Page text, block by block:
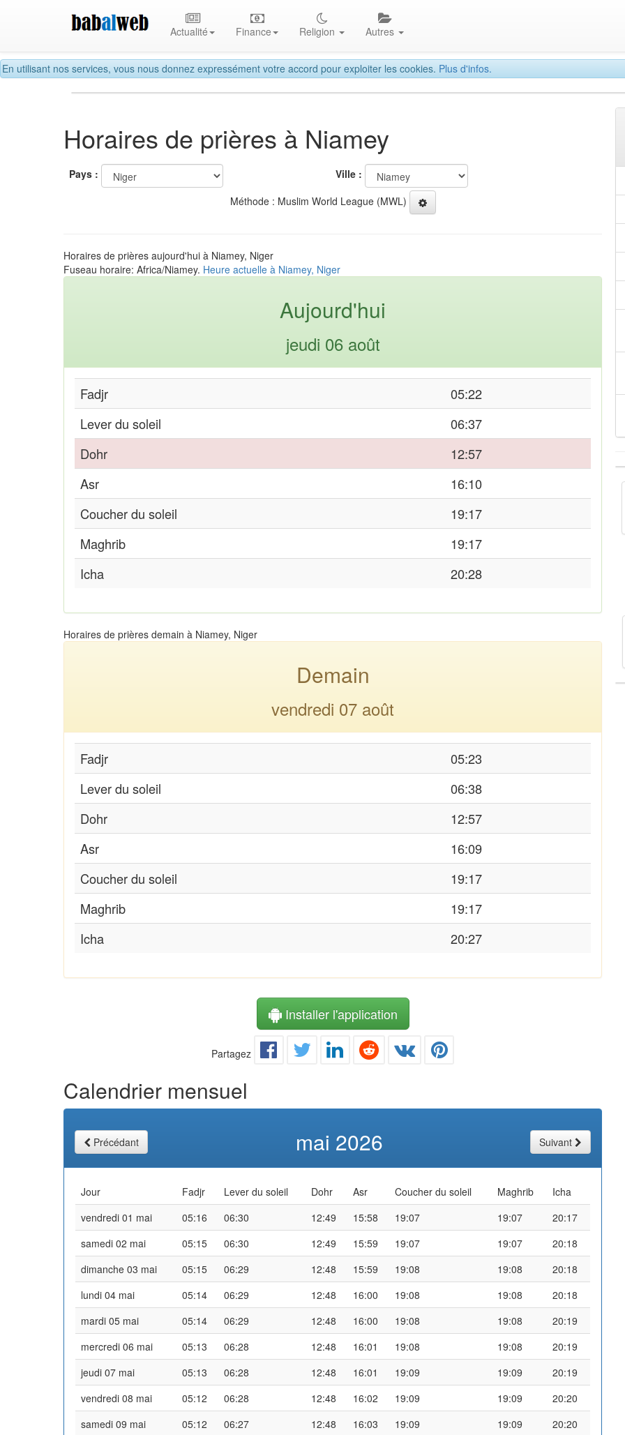
En utilisant nos services, vous nous donnez expressément votre accord pour exploiter les cookies. Plus d'infos.
Actualité Finance Religion Autres
Horaires de prières à Niamey
Pays :
Ville :
Méthode : Muslim World League (MWL)
Horaires de prières aujourd'hui à Niamey, Niger
Fuseau horaire: Africa/Niamey. Heure actuelle à Niamey, Niger
Aujourd'hui
jeudi 06 août
Fadjr
05:22
Lever du soleil
06:37
Dohr
12:57
Asr
16:10
Coucher du soleil
19:17
Maghrib
19:17
Icha
20:28
Horaires de prières demain à Niamey, Niger
Demain
vendredi 07 août
Fadjr
05:23
Lever du soleil
06:38
Dohr
12:57
Asr
16:09
Coucher du soleil
19:17
Maghrib
19:17
Icha
20:27
Installer l'application
Partagez
Calendrier mensuel
Précédant mai 2026 Suivant
Jour Fadjr Lever du soleil Dohr Asr Coucher du soleil Maghrib
Icha
vendredi 01 mai
05:16 06:30 12:49 15:58 19:07 19:07
20:17
samedi 02 mai
05:15 06:30 12:49 15:59 19:07 19:07
20:18
dimanche 03 mai
05:15 06:29 12:48 15:59 19:08 19:08
20:18
lundi 04 mai
05:14 06:29 12:48 16:00 19:08 19:08
20:18
mardi 05 mai
05:14 06:29 12:48 16:00 19:08 19:08
20:19
mercredi 06 mai
05:13 06:28 12:48 16:01 19:08 19:08
20:19
jeudi 07 mai
05:13 06:28 12:48 16:01 19:09 19:09
20:19
vendredi 08 mai
05:12 06:28 12:48 16:02 19:09 19:09
20:20
samedi 09 mai
05:12 06:27 12:48 16:03 19:09 19:09
20:20